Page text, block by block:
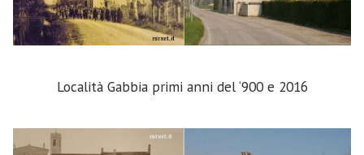
Località Gabbia primi anni del ‘900 e 2016